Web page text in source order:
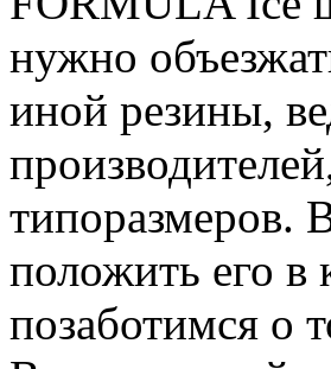
нужно
иной резины,
типоразмеров.
положить его в
позаботимся о